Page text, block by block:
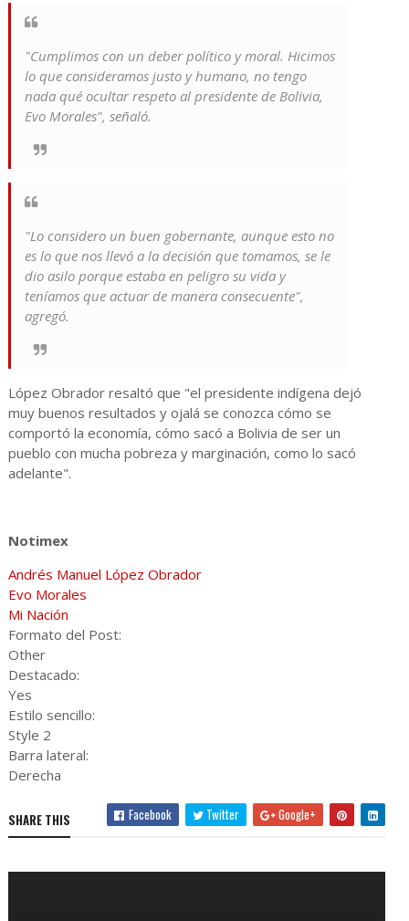
"Cumplimos con un deber político y moral. Hicimos
lo que consideramos justo y humano, no tengo
nada qué ocultar respeto al presidente de Bolivia,
Evo Morales", señaló.
"Lo considero un buen gobernante, aunque esto no
es lo que nos llevó a la decisión que tomamos, se le
dio asilo porque estaba en peligro su vida y
teníamos que actuar de manera consecuente",
agregó.
López Obrador resaltó que "el presidente indígena dejó
muy buenos resultados y ojalá se conozca cómo se
comportó la economía, cómo sacó a Bolivia de ser un
pueblo con mucha pobreza y marginación, como lo sacó
adelante".
Notimex
Andrés Manuel López Obrador
Evo Morales
Mi Nación
Formato del Post:
Other
Destacado:
Yes
Estilo sencillo:
Style 2
Barra lateral:
Derecha
SHARE THIS Facebook Twitter Google+